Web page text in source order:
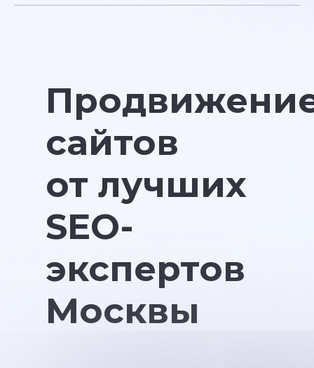
сайтов
от лучших
SEO-
экспертов
Москвы